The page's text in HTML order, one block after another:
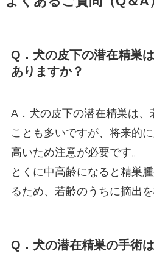
Q．犬の皮下の潜在精巣
ありますか？
A．犬の皮下の潜在精巣は、
ことも多いですが、将来的
高いため注意が必要です。
とくに中高齢になると精巣
るため、若齢のうちに摘出を
Q．犬の潜在精巣の手術